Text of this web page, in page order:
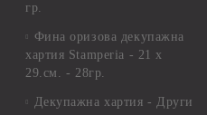
гр.
Фина оризова декупажна
хартия Stamperia - 21 х
29.см. - 28гр.
Декупажна хартия - Други